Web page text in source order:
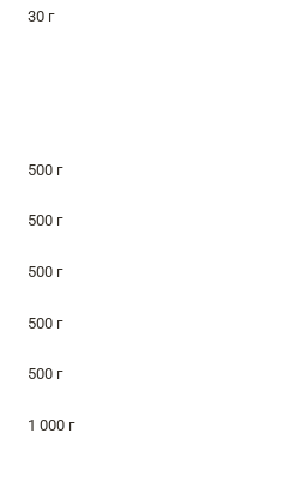
30 г
500 г
500 г
500 г
500 г
500 г
1 000 г